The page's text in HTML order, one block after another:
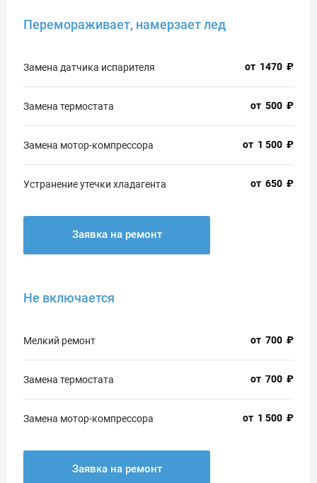
Перемораживает, намерзает лед
Замена датчика испарителя от 1470 ₽
Замена термостата от 500 ₽
Замена мотор-компрессора от 1 500 ₽
Устранение утечки хладагента от 650 ₽
Заявка на ремонт
Не включается
Мелкий ремонт от 700 ₽
Замена термостата от 700 ₽
Замена мотор-компрессора от 1 500 ₽
Заявка на ремонт